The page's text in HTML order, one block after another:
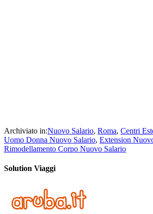
Archiviato in:Nuovo Salario, Roma, Centri
Uomo Donna Nuovo Salario, Extension
Rimodellamento Corpo Nuovo Salario
Solution Viaggi